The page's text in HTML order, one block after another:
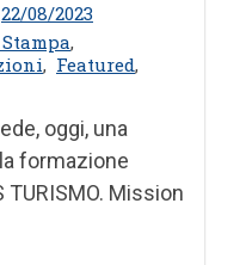
22/08/2023
,
, Featured,
oggi, una
formazione
TURISMO. Mission